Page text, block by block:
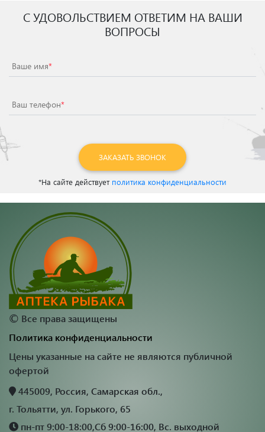
С УДОВОЛЬСТВИЕМ ОТВЕТИМ НА ВАШИ
ВОПРОСЫ
Ваше имя*
Ваш телефон*
ЗАКАЗАТЬ ЗВОНОК
*На сайте действует политика конфиденциальности
© Все права защищены
Политика конфиденциальности
Цены указанные на сайте не являются публичной
офертой
445009, Россия, Самарская обл.,
г. Тольятти, ул. Горького, 65
пн-пт 9:00-18:00,Сб 9:00-16:00, Вс. выходной